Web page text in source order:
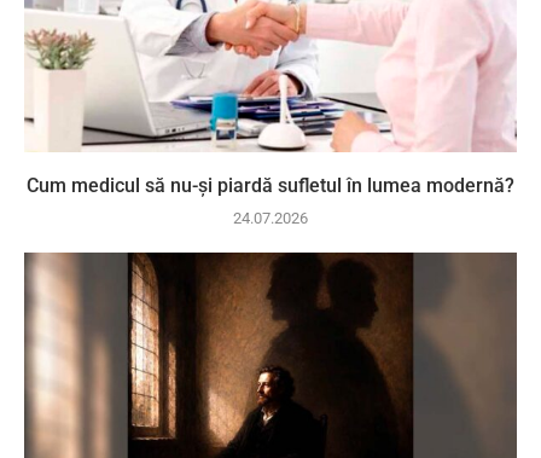
Cum medicul să nu-și piardă sufletul în lumea modernă?
24.07.2026